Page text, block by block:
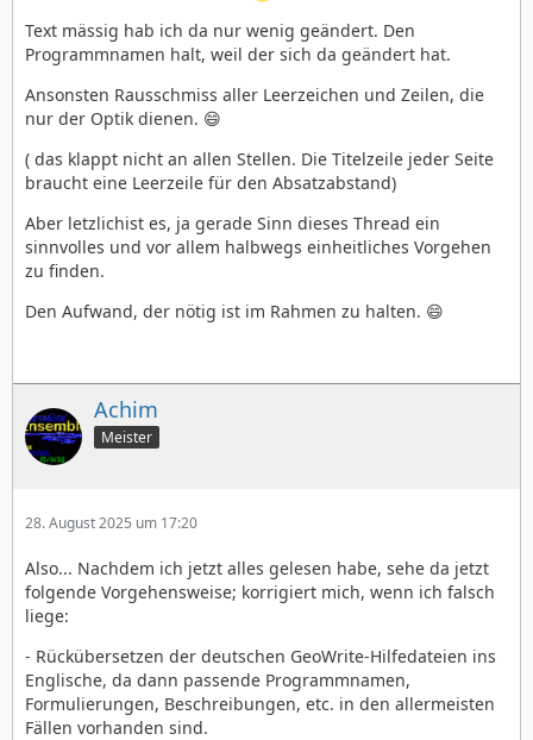
Text mässig hab ich da nur wenig geändert. Den
Programmnamen halt, weil der sich da geändert hat.
Ansonsten Rausschmiss aller Leerzeichen und Zeilen, die
nur der Optik dienen. 😄
( das klappt nicht an allen Stellen. Die Titelzeile jeder Seite
braucht eine Leerzeile für den Absatzabstand)
Aber letzlichist es, ja gerade Sinn dieses Thread ein
sinnvolles und vor allem halbwegs einheitliches Vorgehen
zu finden.
Den Aufwand, der nötig ist im Rahmen zu halten. 😄
Achim
Meister
28. August 2025 um 17:20
Also... Nachdem ich jetzt alles gelesen habe, sehe da jetzt
folgende Vorgehensweise; korrigiert mich, wenn ich falsch
liege:
- Rückübersetzen der deutschen GeoWrite-Hilfedateien ins
Englische, da dann passende Programmnamen,
Formulierungen, Beschreibungen, etc. in den allermeisten
Fällen vorhanden sind.